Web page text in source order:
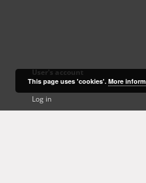
User's account
Log in
This page uses 'cookies'. More